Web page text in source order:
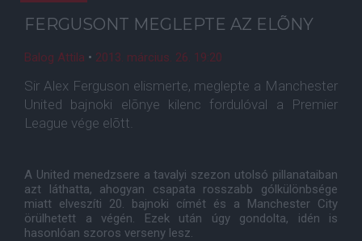
FERGUSONT MEGLEPTE AZ ELÕNY
Balog Attila • 2013. március. 26. 19:20
Sir Alex Ferguson elismerte, meglepte a Manchester
United bajnoki elõnye kilenc fordulóval a Premier
League vége elõtt.
A United menedzsere a tavalyi szezon utolsó pillanataiban
azt láthatta, ahogyan csapata rosszabb gólkülönbsége
miatt elveszíti 20. bajnoki címét és a Manchester City
örülhetett a végén. Ezek után úgy gondolta, idén is
hasonlóan szoros verseny lesz.